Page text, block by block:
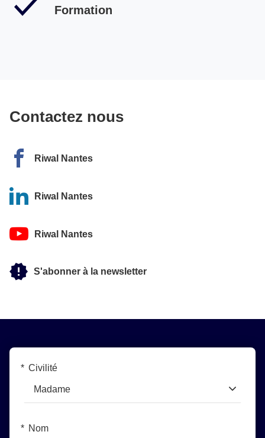
Formation
Contactez nous
Riwal Nantes
Riwal Nantes
Riwal Nantes
S'abonner à la newsletter
de
Civilité
Madame
Nom